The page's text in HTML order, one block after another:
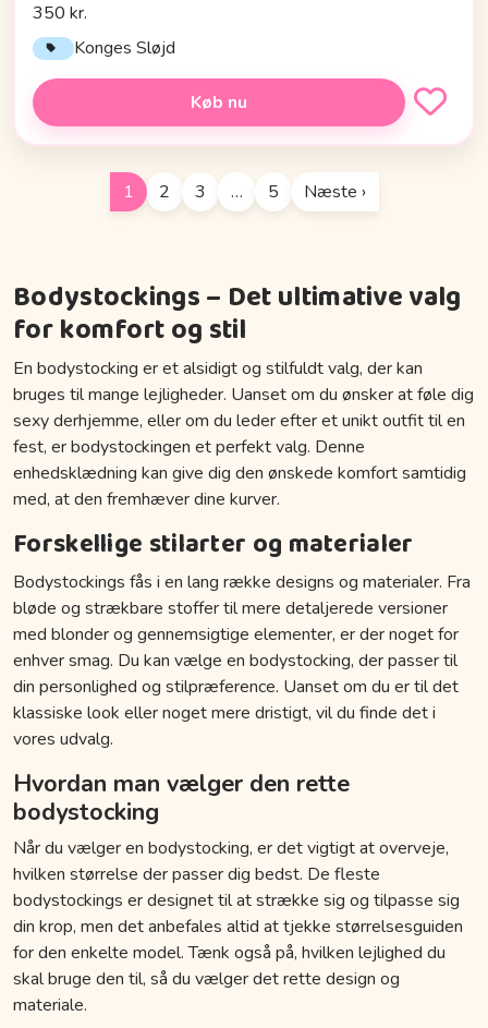
350 kr.
Konges Sløjd
Køb nu
1 2 3 … 5 Næste ›
Bodystockings – Det ultimative valg
for komfort og stil
En bodystocking er et alsidigt og stilfuldt valg, der kan
bruges til mange lejligheder. Uanset om du ønsker at føle dig
sexy derhjemme, eller om du leder efter et unikt outfit til en
fest, er bodystockingen et perfekt valg. Denne
enhedsklædning kan give dig den ønskede komfort samtidig
med, at den fremhæver dine kurver.
Forskellige stilarter og materialer
Bodystockings fås i en lang række designs og materialer. Fra
bløde og strækbare stoffer til mere detaljerede versioner
med blonder og gennemsigtige elementer, er der noget for
enhver smag. Du kan vælge en bodystocking, der passer til
din personlighed og stilpræference. Uanset om du er til det
klassiske look eller noget mere dristigt, vil du finde det i
vores udvalg.
Hvordan man vælger den rette
bodystocking
Når du vælger en bodystocking, er det vigtigt at overveje,
hvilken størrelse der passer dig bedst. De fleste
bodystockings er designet til at strække sig og tilpasse sig
din krop, men det anbefales altid at tjekke størrelsesguiden
for den enkelte model. Tænk også på, hvilken lejlighed du
skal bruge den til, så du vælger det rette design og
materiale.